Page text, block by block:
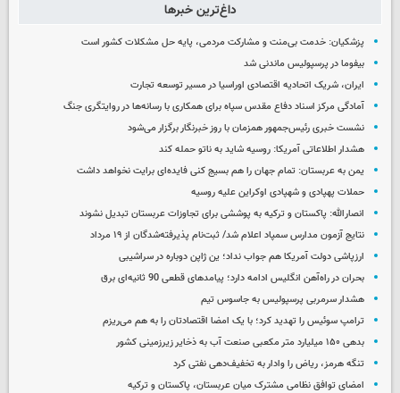
داغ‌ترین خبرها
پزشکیان: خدمت بی‌منت و مشارکت مردمی، پایه حل مشکلات کشور است
بیفوما در پرسپولیس ماندنی شد
ایران، شریک اتحادیه اقتصادی اوراسیا در مسیر توسعه تجارت
آمادگی مرکز اسناد دفاع مقدس سپاه برای همکاری با رسانه‌ها در روایتگری جنگ
نشست خبری رئیس‌جمهور همزمان با روز خبرنگار برگزار می‌شود
هشدار اطلاعاتی آمریکا: روسیه شاید به ناتو حمله کند
یمن به عربستان: تمام جهان را هم بسیج کنی فایده‌ای برایت نخواهد داشت
حملات پهپادی و شهپادی اوکراین علیه روسیه
انصارالله: پاکستان و ترکیه به پوششی برای تجاوزات عربستان تبدیل نشوند
نتایج آزمون مدارس سمپاد اعلام شد/ ثبت‌نام پذیرفته‌شدگان از ۱۹ مرداد
ارزپاشی دولت آمریکا هم جواب نداد؛ ین ژاپن دوباره در سراشیبی
بحران در راه‌آهن انگلیس ادامه دارد؛ پیامدهای قطعی 90 ثانیه‌ای برق
هشدار سرمربی پرسپولیس به جاسوس تیم
ترامپ سوئیس را تهدید کرد؛ با یک امضا اقتصادتان را به هم می‌ریزم
بدهی ۱۵۰ میلیارد متر مکعبی صنعت آب به ذخایر زیرزمینی کشور
تنگه هرمز، ریاض را وادار به تخفیف‌دهی نفتی کرد
امضای توافق نظامی مشترک میان عربستان، پاکستان و ترکیه